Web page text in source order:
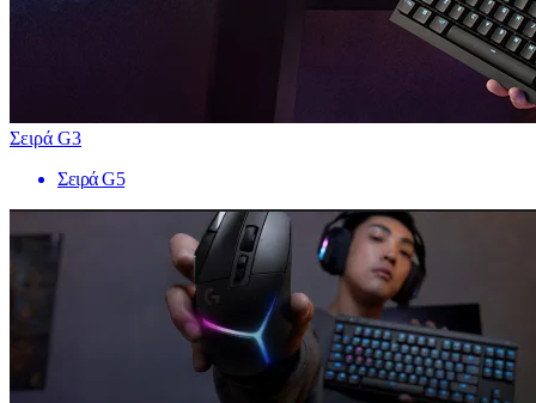
Σειρά G3
Σειρά G5